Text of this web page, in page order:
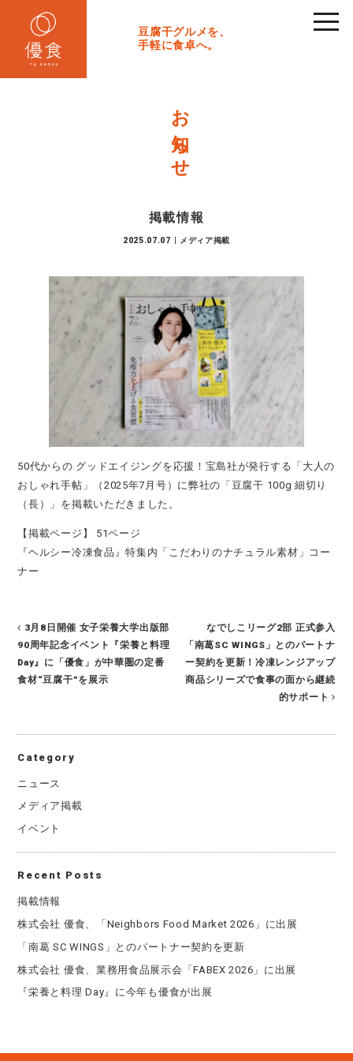
豆腐干グルメを、
手軽に食卓へ。
toggle
お知らせ
掲載情報
2025.07.07 | メディア掲載
50代からの グッドエイジングを応援！宝島社が発行する「大人の
おしゃれ手帖」（2025年7月号）に弊社の「豆腐干 100g 細切り
（長）」を掲載いただきました。
【掲載ページ】 51ページ
『ヘルシー冷凍食品』特集内「こだわりのナチュラル素材」コー
ナー
3月8日開催 女子栄養大学出版部
90周年記念イベント『栄養と料理
Day』に「優食」が中華圏の定番
食材“豆腐干”を展示
なでしこリーグ2部 正式参入
「南葛SC WINGS」とのパートナ
ー契約を更新！冷凍レンジアップ
商品シリーズで食事の面から継続
的サポート
Category
ニュース
メディア掲載
イベント
Recent Posts
掲載情報
株式会社 優食、「Neighbors Food Market 2026」に出展
「南葛 SC WINGS」とのパートナー契約を更新
株式会社 優食、業務用食品展示会「FABEX 2026」に出展
『栄養と料理 Day』に今年も優食が出展